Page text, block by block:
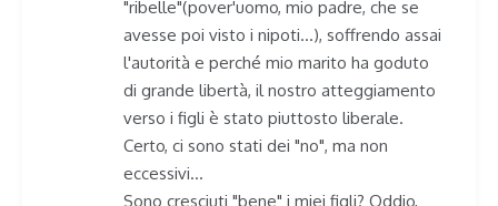
"ribelle"(pover'uomo, mio padre, che se
avesse poi visto i nipoti…), soffrendo assai
l'autorità e perché mio marito ha goduto
di grande libertà, il nostro atteggiamento
verso i figli è stato piuttosto liberale.
Certo, ci sono stati dei "no", ma non
eccessivi…
Sono cresciuti "bene" i miei figli? Oddio,